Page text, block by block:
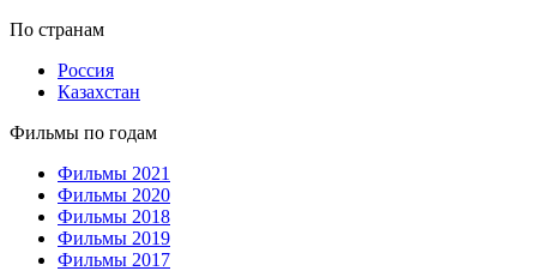
По странам
Россия
Казахстан
Фильмы по годам
Фильмы 2021
Фильмы 2020
Фильмы 2018
Фильмы 2019
Фильмы 2017